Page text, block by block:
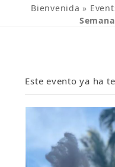
Bienvenida »
Este evento ya ha